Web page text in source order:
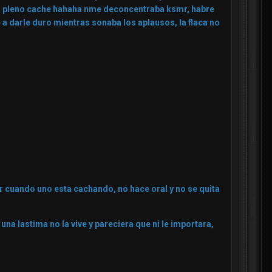
cache hahaha nme deconcentraba ksmr, habre
darle duro mientras sonaba los aplausos, la flaca no
uno esta cachando, no hace oral y no se quita
lastima no la vive y pareciera que ni le importara,